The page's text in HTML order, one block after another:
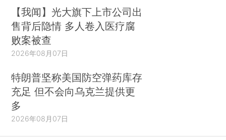
【我闻】光大旗下上市公司出
售背后隐情 多人卷入医疗腐
败案被查
2026年08月07日
特朗普坚称美国防空弹药库存
充足 但不会向乌克兰提供更
多
2026年08月07日